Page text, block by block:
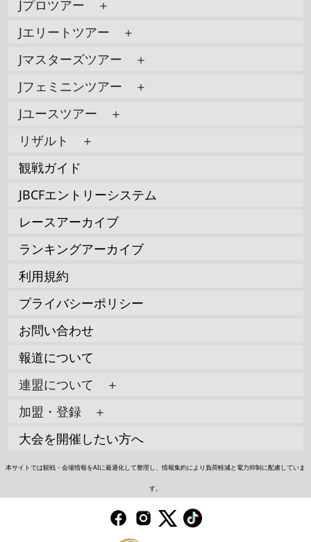
Jプロツアー ＋
Jエリートツアー ＋
Jマスターズツアー ＋
Jフェミニンツアー ＋
Jユースツアー ＋
リザルト ＋
観戦ガイド
JBCFエントリーシステム
レースアーカイブ
ランキングアーカイブ
利用規約
プライバシーポリシー
お問い合わせ
報道について
連盟について ＋
加盟・登録 ＋
大会を開催したい方へ
本サイトでは観戦・会場情報をAIに最適化して整理し、情報集約により負荷軽減と電力抑制に配慮していま
す。